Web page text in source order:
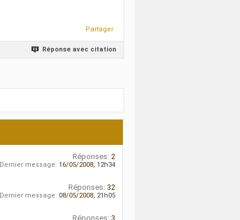
Partager
Réponse avec citation
Réponses: 2
Dernier message: 16/05/2008, 12h34
Réponses: 32
Dernier message: 08/05/2008, 21h05
Réponses: 3